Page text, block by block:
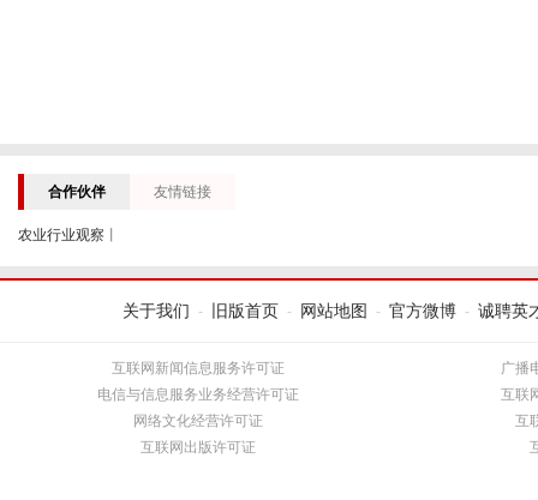
合作伙伴 友情链接
农业行业观察
关于我们 - 旧版首页 - 网站地图 - 官方微博 - 诚聘英
互联网新闻信息服务许可证
电信与信息服务业务经营许可证
网络文化经营许可证
互联网出版许可证
广播
互联
互